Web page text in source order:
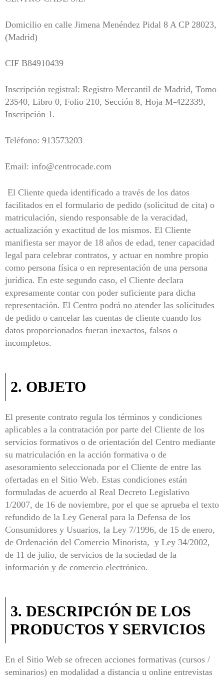
Domicilio en calle Jimena Menéndez Pidal 8 A CP 28023,
(Madrid)
CIF B84910439
Inscripción registral: Registro Mercantil de Madrid, Tomo
23540, Libro 0, Folio 210, Sección 8, Hoja M-422339,
Inscripción 1.
Teléfono: 913573203
Email: info@centrocade.com
El Cliente queda identificado a través de los datos
facilitados en el formulario de pedido (solicitud de cita) o
matriculación, siendo responsable de la veracidad,
actualización y exactitud de los mismos. El Cliente
manifiesta ser mayor de 18 años de edad, tener capacidad
legal para celebrar contratos, y actuar en nombre propio
como persona física o en representación de una persona
jurídica. En este segundo caso, el Cliente declara
expresamente contar con poder suficiente para dicha
representación. El Centro podrá no atender las solicitudes
de pedido o cancelar las cuentas de cliente cuando los
datos proporcionados fueran inexactos, falsos o
incompletos.
2. OBJETO
El presente contrato regula los términos y condiciones
aplicables a la contratación por parte del Cliente de los
servicios formativos o de orientación del Centro mediante
su matriculación en la acción formativa o de
asesoramiento seleccionada por el Cliente de entre las
ofertadas en el Sitio Web. Estas condiciones están
formuladas de acuerdo al Real Decreto Legislativo
1/2007, de 16 de noviembre, por el que se aprueba el texto
refundido de la Ley General para la Defensa de los
Consumidores y Usuarios, la Ley 7/1996, de 15 de enero,
de Ordenación del Comercio Minorista, y Ley 34/2002,
de 11 de julio, de servicios de la sociedad de la
información y de comercio electrónico.
3. DESCRIPCIÓN DE LOS
PRODUCTOS Y SERVICIOS
En el Sitio Web se ofrecen acciones formativas (cursos /
seminarios) en modalidad a distancia u online entrevistas